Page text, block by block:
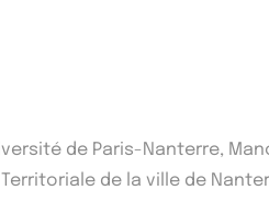
de Paris-Nanterre,
de la ville de